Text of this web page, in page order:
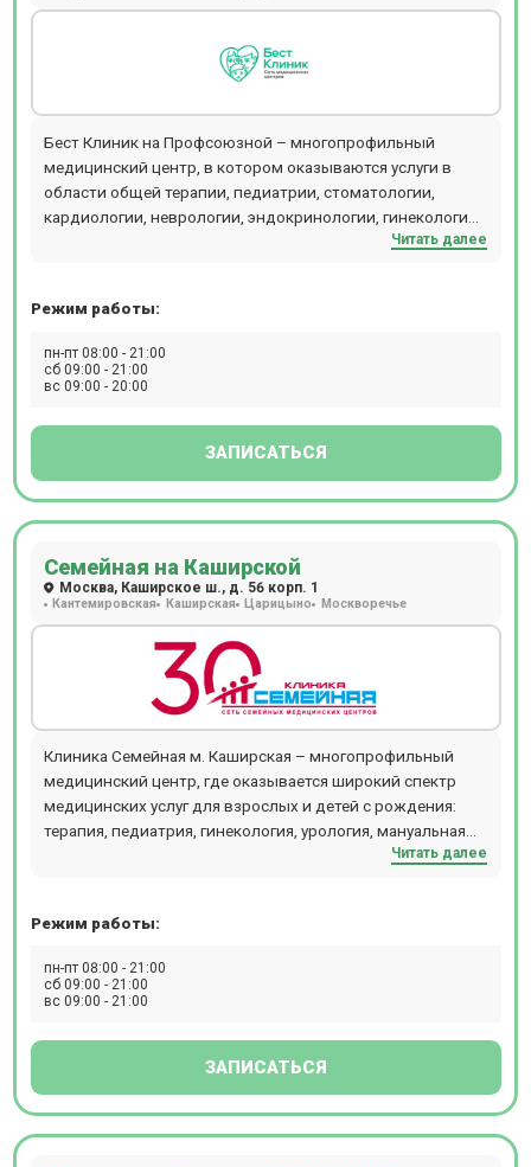
Бест Клиник на Профсоюзной – многопрофильный
медицинский центр, в котором оказываются услуги в
области общей терапии, педиатрии, стоматологии,
кардиологии, неврологии, эндокринологии, гинекологии,
урологии, косметологии и других направлений. В
исследований – УЗИ, допплерографии, рентгенографии,
во сне. На территории центра расположена лаборатория,
в которой выполняют свыше 200 анализов. Женщинам
Минздрава РФ и дополненные рекомендациями ВОЗ.
Читать далее
Режим работы:
пн-пт 08:00 - 21:00
сб 09:00 - 21:00
вс 09:00 - 20:00
ЗАПИСАТЬСЯ
Семейная на Каширской
Москва, Каширское ш., д. 56 корп. 1
Кантемировская Каширская Царицыно Москворечье
Клиника Семейная м. Каширская – многопрофильный
медицинский центр, где оказывается широкий спектр
медицинских услуг для взрослых и детей с рождения:
терапия, педиатрия, гинекология, урология, мануальная
терапия, дерматология, флебология, проктология,
физиотерапия и т.д. В отделении проводятся следующие
ЭКГ, эхокардиография, биопсия, допплерография,
ректороманоскопия, суточное мониторирование
pro, суточное мониторирование ЭКГ (Холтер),
кабинет (иммунологические, гистологические,
Читать далее
Режим работы:
пн-пт 08:00 - 21:00
сб 09:00 - 21:00
вс 09:00 - 21:00
ЗАПИСАТЬСЯ